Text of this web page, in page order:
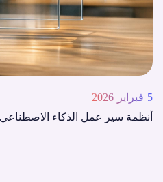
5 فبراير 2026
أنظمة سير عمل الذكاء الاصطناعي